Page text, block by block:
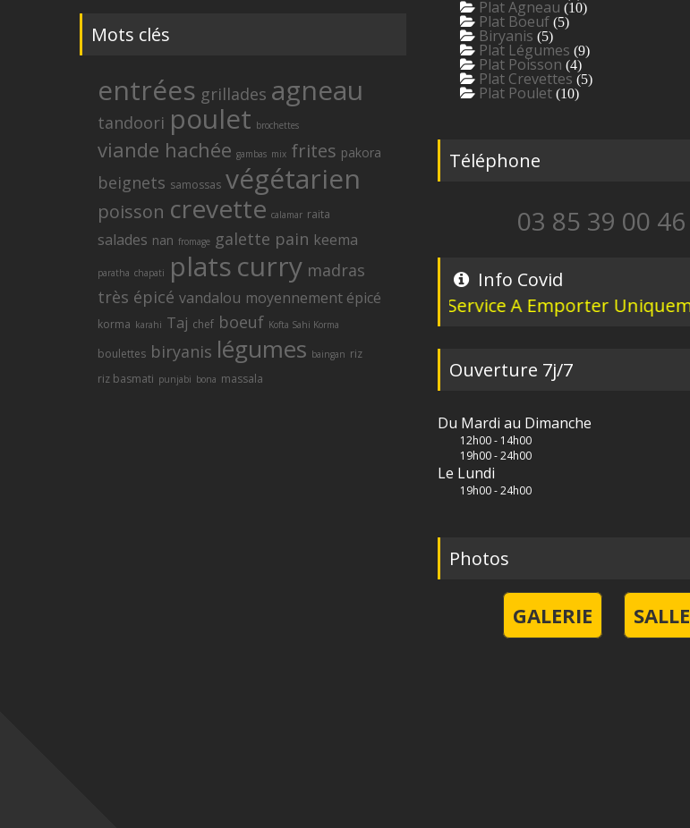
Mots clés
entrées grillades agneau
tandoori poulet brochettes
viande hachée gambas mix frites pakora
beignets samossas végétarien
poisson crevette calamar raita
salades nan fromage galette pain keema
paratha chapati platscurry madras
très épicé vandalou moyennement épicé
korma karahi Taj chef boeuf Kofta Sahi Korma
boulettes biryanis légumes baingan riz
riz basmati punjabi bona massala
Plat Agneau (10)
Plat Boeuf (5)
Biryanis (5)
Plat Légumes (9)
Plat Poisson (4)
Plat Crevettes (5)
Plat Poulet (10)
Téléphone
03 85 39 00 46
Info Covid
Service A Emporter Uniquement
Ouverture 7j/7
Du Mardi au Dimanche
12h00 - 14h00
19h00 - 24h00
Le Lundi
19h00 - 24h00
Photos
GALERIE SALLE